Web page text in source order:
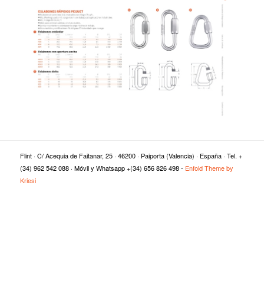
Flint · C/ Acequia de Faitanar, 25 · 46200 · Paiporta (Valencia) · España · Tel. +
(34) 962 542 088 · Móvil y Whatsapp +(34) 656 826 498 - Enfold Theme by
Kriesi